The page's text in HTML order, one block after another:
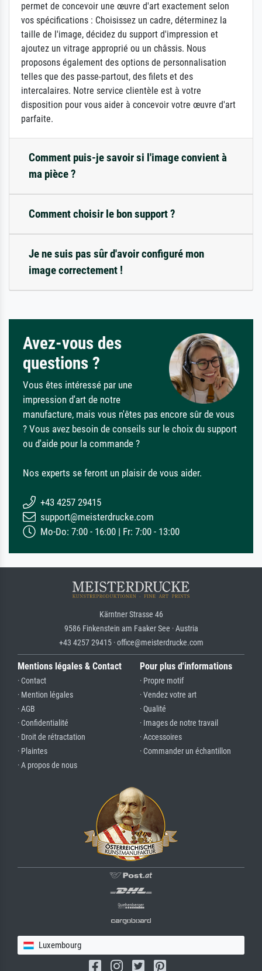
permet de concevoir une œuvre d'art exactement selon
vos spécifications : Choisissez un cadre, déterminez la
taille de l'image, décidez du support d'impression et
ajoutez un vitrage approprié ou un châssis. Nous
proposons également des options de personnalisation
telles que des passe-partout, des filets et des
intercalaires. Notre service clientèle est à votre
disposition pour vous aider à concevoir votre œuvre d'art
parfaite.
Comment puis-je savoir si l'image convient à
ma pièce ?
Comment choisir le bon support ?
Je ne suis pas sûr d'avoir configuré mon
image correctement !
Avez-vous des
questions ?
Vous êtes intéressé par une
impression d'art de notre
manufacture, mais vous n'êtes pas encore sûr de vous
? Vous avez besoin de conseils sur le choix du support
ou d'aide pour la commande ?
Nos experts se feront un plaisir de vous aider.
+43 4257 29415
support@meisterdrucke.com
Mo-Do: 7:00 - 16:00 | Fr: 7:00 - 13:00
Kärntner Strasse 46
9586 Finkenstein am Faaker See · Austria
+43 4257 29415 · office@meisterdrucke.com
Mentions légales & Contact
· Contact
· Mention légales
· AGB
· Confidentialité
· Droit de rétractation
· Plaintes
· A propos de nous
Pour plus d'informations
· Propre motif
· Vendez votre art
· Qualité
· Images de notre travail
· Accessoires
· Commander un échantillon
Luxembourg